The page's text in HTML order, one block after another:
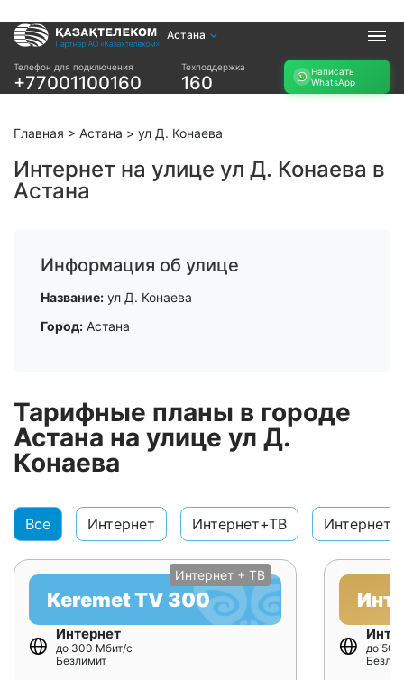
Астана
Телефон для подключения
+77001100160
Техподдержка
160
Написать
WhatsApp
Услуги
Интернет и ТВ в
Интернет и ТВ в
Интернет в офис
Прочее
возможность
названию ЖК
подбор тарифа
Подключиться к
Главная > Астана > ул Д. Конаева
Интернет на улице ул Д. Конаева в
Астана
Информация об улице
Название: ул Д. Конаева
Город: Астана
Тарифные планы в городе
Астана на улице ул Д.
Конаева
Все Интернет Интернет+ТВ
Интернет + ТВ
Keremet TV 300
Интернет
до 300 Мбит/с
Безлимит
до